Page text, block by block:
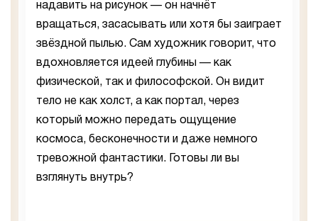
надавить на рисунок — он начнёт
вращаться, засасывать или хотя бы заиграет
звёздной пылью. Сам художник говорит, что
вдохновляется идеей глубины — как
физической, так и философской. Он видит
тело не как холст, а как портал, через
который можно передать ощущение
космоса, бесконечности и даже немного
тревожной фантастики. Готовы ли вы
взглянуть внутрь?